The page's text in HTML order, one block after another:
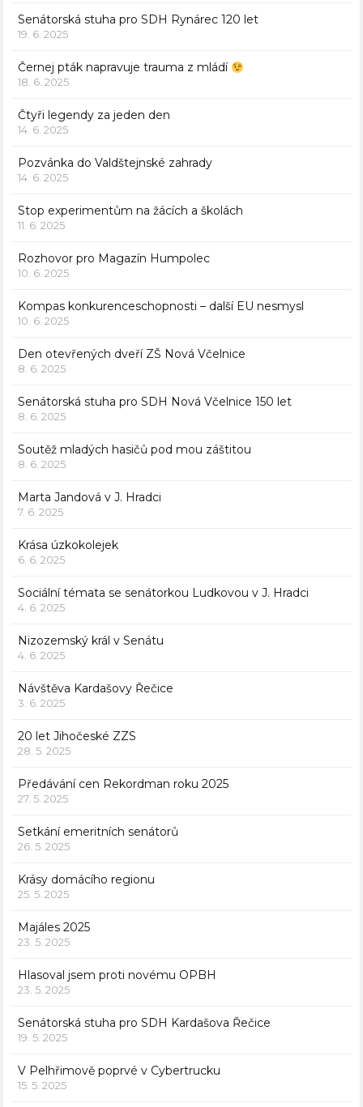
Senátorská stuha pro SDH Rynárec 120 let
19. 6. 2025
Černej pták napravuje trauma z mládí
18. 6. 2025
Čtyři legendy za jeden den
14. 6. 2025
Pozvánka do Valdštejnské zahrady
14. 6. 2025
Stop experimentům na žácích a školách
11. 6. 2025
Rozhovor pro Magazín Humpolec
10. 6. 2025
Kompas konkurenceschopnosti – další EU nesmysl
10. 6. 2025
Den otevřených dveří ZŠ Nová Včelnice
8. 6. 2025
Senátorská stuha pro SDH Nová Včelnice 150 let
8. 6. 2025
Soutěž mladých hasičů pod mou záštitou
8. 6. 2025
Marta Jandová v J. Hradci
7. 6. 2025
Krása úzkokolejek
6. 6. 2025
Sociální témata se senátorkou Ludkovou v J. Hradci
4. 6. 2025
Nizozemský král v Senátu
4. 6. 2025
Návštěva Kardašovy Řečice
3. 6. 2025
20 let Jihočeské ZZS
28. 5. 2025
Předávání cen Rekordman roku 2025
27. 5. 2025
Setkání emeritních senátorů
26. 5. 2025
Krásy domácího regionu
25. 5. 2025
Majáles 2025
23. 5. 2025
Hlasoval jsem proti novému OPBH
23. 5. 2025
Senátorská stuha pro SDH Kardašova Řečice
19. 5. 2025
V Pelhřimově poprvé v Cybertrucku
15. 5. 2025